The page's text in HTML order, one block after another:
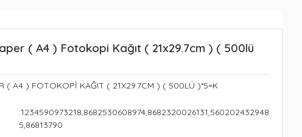
( A4 ) Fotokopi Kağıt ( 21x29.7cm ) ( 500lü
( A4 ) FOTOKOPİ KAĞIT ( 21X29.7CM ) ( 500LÜ )*5=K
:1234590973218,8682530608974,8682320026131,560202432948
5,86813790